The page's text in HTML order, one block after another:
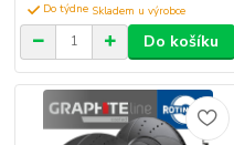
Do týdne
Do košíku